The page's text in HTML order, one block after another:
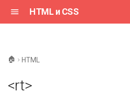
HTML и CSS
ц
🏠 HTML
<rt>